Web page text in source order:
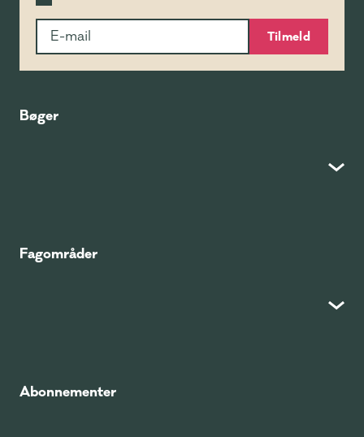
Tilmeld
Bøger
Fagområder
Abonnementer